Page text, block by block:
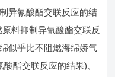
异氰酸酯交联反应的结
料抑制异氰酸酯交联反
似乎比不阻燃海绵娇气
酯交联反应的结果)、